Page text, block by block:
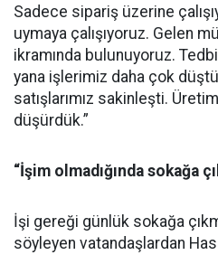
Sadece sipariş üzerine
uymaya çalışıyoruz. Gelen
ikramında bulunuyoruz.
yana işlerimiz daha çok
satışlarımız sakinleşti.
düşürdük.”
“İşim olmadığında sokağa
İşi gereği günlük sokağa
söyleyen vatandaşlardan